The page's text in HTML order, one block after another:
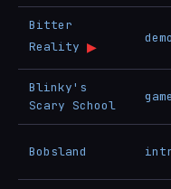
Bitter
Reality ▶ demo
Blinky's
Scary School
game
Bobsland